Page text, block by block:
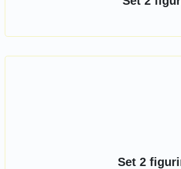
Set 2